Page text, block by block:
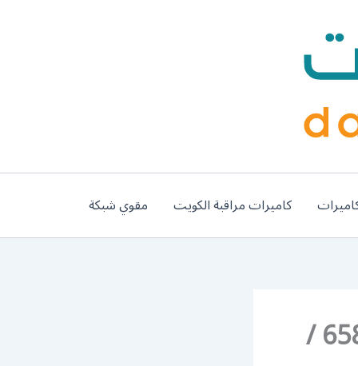
كاميرات مراقبة الكويت مقوي شبكة
رقم تفصيل مطابخ المنيوم الوفرة / 65857744 /